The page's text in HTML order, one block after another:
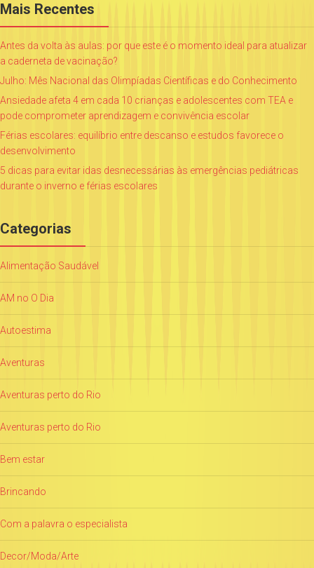
Mais Recentes
Antes da volta às aulas: por que este é o momento ideal para atualizar
a caderneta de vacinação?
Julho: Mês Nacional das Olimpíadas Científicas e do Conhecimento
Ansiedade afeta 4 em cada 10 crianças e adolescentes com TEA e
pode comprometer aprendizagem e convivência escolar
Férias escolares: equilíbrio entre descanso e estudos favorece o
desenvolvimento
5 dicas para evitar idas desnecessárias às emergências pediátricas
durante o inverno e férias escolares
Categorias
Alimentação Saudável
AM no O Dia
Autoestima
Aventuras
Aventuras perto do Rio
Aventuras perto do Rio
Bem estar
Brincando
Com a palavra o especialista
Decor/Moda/Arte